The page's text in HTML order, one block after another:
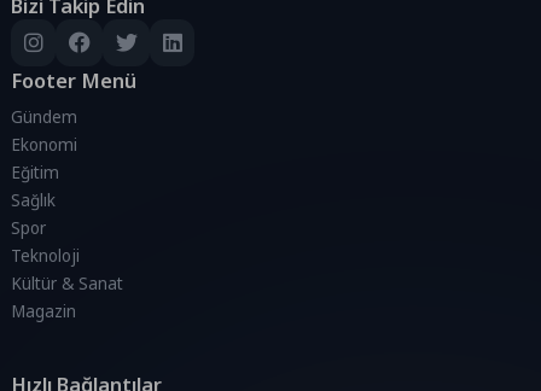
Footer Menü
Gündem
Ekonomi
Eğitim
Sağlık
Spor
Teknoloji
Kültür & Sanat
Magazin
Hızlı Bağlantılar